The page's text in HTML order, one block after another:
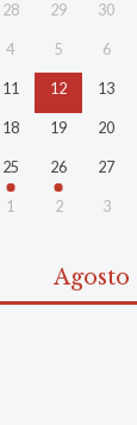
28 29 30
4 5 6
11 12 13
18 19 20
25 26 27
1 2 3
Agosto